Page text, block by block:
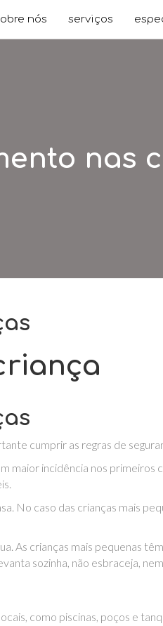
nós serviços
nas
cumprir as regras de
incidência nos primeiros
No caso das crianças mais
As crianças mais pequenas
sozinha, não esbraceja,
como piscinas, poços e